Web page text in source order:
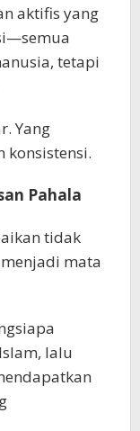
aktifis yang
tetapi
Yang
konsistensi.
Pahala
tidak
mata
lalu